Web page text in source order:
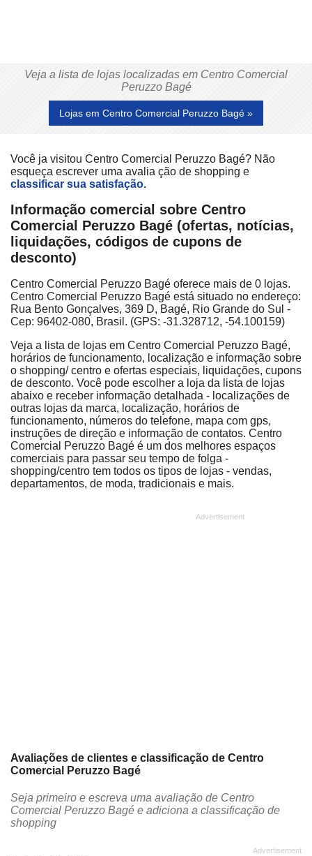
Veja a lista de lojas localizadas em Centro Comercial
Peruzzo Bagé
Lojas em Centro Comercial Peruzzo Bagé »
Você ja visitou Centro Comercial Peruzzo Bagé? Não
esqueça escrever uma avalia ção de shopping e
classificar sua satisfação.
Informação comercial sobre Centro
Comercial Peruzzo Bagé (ofertas, notícias,
liquidações, códigos de cupons de
desconto)
Centro Comercial Peruzzo Bagé oferece mais de 0 lojas.
Centro Comercial Peruzzo Bagé está situado no endereço:
Rua Bento Gonçalves, 369 D, Bagé, Rio Grande do Sul -
Cep: 96402-080, Brasil. (GPS: -31.328712, -54.100159)
Veja a lista de lojas em Centro Comercial Peruzzo Bagé,
horários de funcionamento, localização e informação sobre
o shopping/ centro e ofertas especiais, liquidações, cupons
de desconto. Você pode escolher a loja da lista de lojas
abaixo e receber informação detalhada - localizações de
outras lojas da marca, localização, horários de
funcionamento, números do telefone, mapa com gps,
instruções de direção e informação de contatos. Centro
Comercial Peruzzo Bagé é um dos melhores espaços
comerciais para passar seu tempo de folga -
shopping/centro tem todos os tipos de lojas - vendas,
departamentos, de moda, tradicionais e mais.
Avaliações de clientes e classificação de Centro
Comercial Peruzzo Bagé
Seja primeiro e escreva uma avaliação de Centro
Comercial Peruzzo Bagé e adiciona a classificação de
shopping